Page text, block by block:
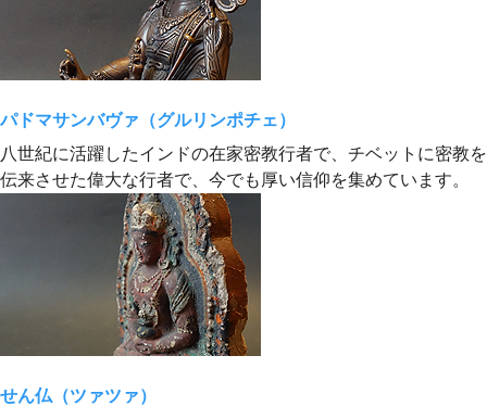
パドマサンバヴァ（グルリンポチェ）
八世紀に活躍したインドの在家密教行者で、チベットに密教を
伝来させた偉大な行者で、今でも厚い信仰を集めています。
せん仏（ツァツァ）